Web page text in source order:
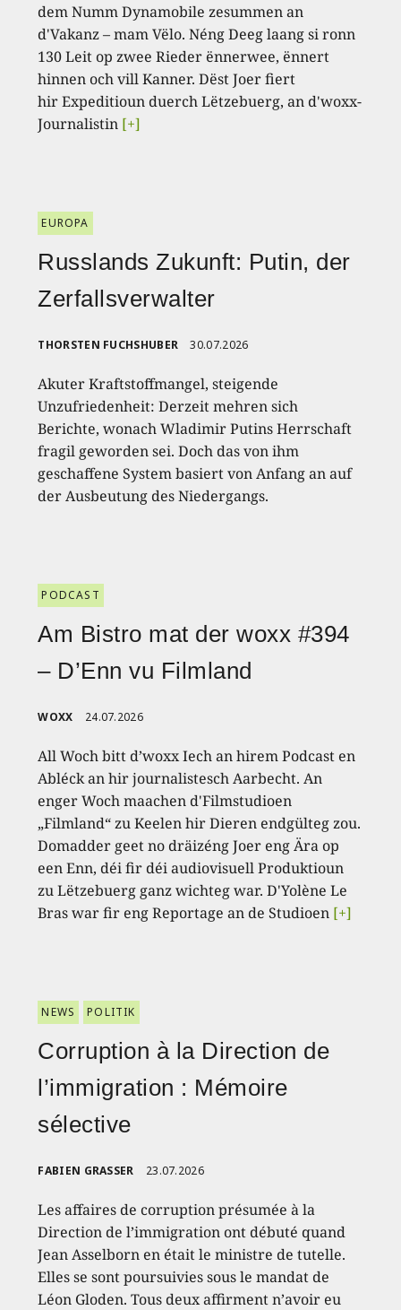
dem Numm Dynamobile zesummen an
d'Vakanz – mam Vëlo. Néng Deeg laang si ronn
130 Leit op zwee Rieder ënnerwee, ënnert
hinnen och vill Kanner. Dëst Joer fiert
hir Expeditioun duerch Lëtzebuerg, an d'woxx-
Journalistin [+]
EUROPA
Russlands Zukunft: Putin, der
Zerfallsverwalter
THORSTEN FUCHSHUBER 30.07.2026
Akuter Kraftstoffmangel, steigende
Unzufriedenheit: Derzeit mehren sich
Berichte, wonach Wladimir Putins Herrschaft
fragil geworden sei. Doch das von ihm
geschaffene System basiert von Anfang an auf
der Ausbeutung des Niedergangs.
PODCAST
Am Bistro mat der woxx #394
– D’Enn vu Filmland
WOXX 24.07.2026
All Woch bitt d’woxx Iech an hirem Podcast en
Abléck an hir journalistesch Aarbecht. An
enger Woch maachen d'Filmstudioen
„Filmland“ zu Keelen hir Dieren endgülteg zou.
Domadder geet no dräizéng Joer eng Ära op
een Enn, déi fir déi audiovisuell Produktioun
zu Lëtzebuerg ganz wichteg war. D'Yolène Le
Bras war fir eng Reportage an de Studioen [+]
NEWS POLITIK
Corruption à la Direction de
l’immigration : Mémoire
sélective
FABIEN GRASSER 23.07.2026
Les affaires de corruption présumée à la
Direction de l’immigration ont débuté quand
Jean Asselborn en était le ministre de tutelle.
Elles se sont poursuivies sous le mandat de
Léon Gloden. Tous deux affirment n’avoir eu